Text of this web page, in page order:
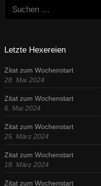
Suchen:
Letzte Hexereien
Zitat zum Wochenstart
28. Mai 2024
Zitat zum Wochenstart
6. Mai 2024
Zitat zum Wochenstart
25. März 2024
Zitat zum Wochenstart
18. März 2024
Zitat zum Wochenstart